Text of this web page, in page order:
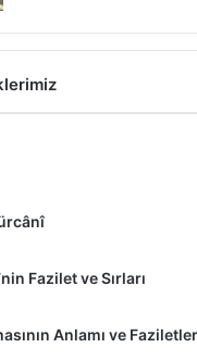
Fazilet ve Sırları
Anlamı ve